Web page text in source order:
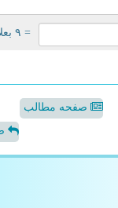
= ۹ بعلاوه ۴
صفحه مطالب